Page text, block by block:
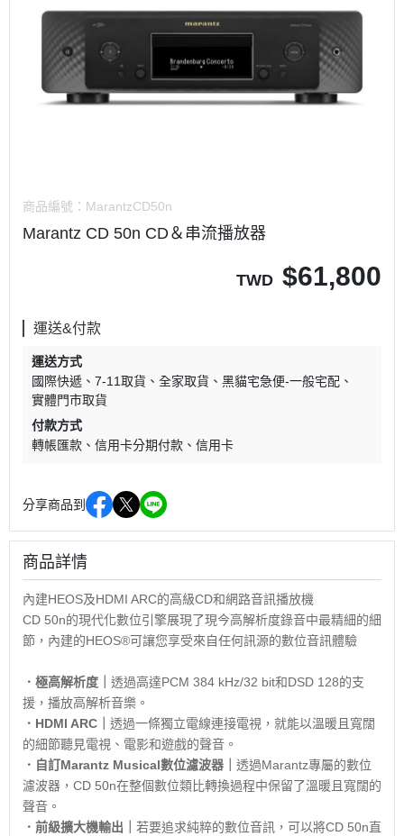
商品編號： MarantzCD50n
Marantz CD 50n CD＆串流播放器
TWD $61,800
運送&付款
運送方式
國際快遞
7-11取貨 全家取貨
黑貓宅急便-一般宅配
實體門市取貨
付款方式
轉帳匯款
信用卡分期付款 信用卡
分享商品到
商品詳情
內建HEOS及HDMI ARC的高級CD和網路音訊播放機
CD 50n的現代化數位引擎展現了現今高解析度錄音中最精細的細
節，內建的HEOS®可讓您享受來自任何訊源的數位音訊體驗
．極高解析度｜ 透過高達PCM 384 kHz/32 bit和DSD 128的支
援，播放高解析音樂。
．HDMI ARC｜ 透過一條獨立電線連接電視，就能以溫暖且寬闊
的細節聽見電視、電影和遊戲的聲音。
．自訂Marantz Musical數位濾波器｜ 透過Marantz專屬的數位
濾波器，CD 50n在整個數位類比轉換過程中保留了溫暖且寬闊的
聲音。
．前級擴大機輸出｜ 若要追求純粹的數位音訊，可以將CD 50n直